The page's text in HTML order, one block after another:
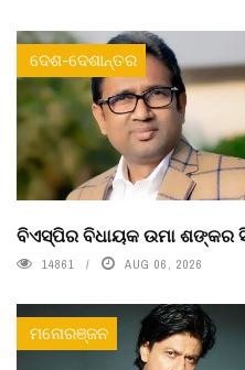
ଦେଶ-ଦେଶାନ୍ତର
ବିଏସ୍‌ପିର ବିଧାୟକ ଉମା ଶଙ୍କର
14861 AUG 06, 2026
ମନୋରଞ୍ଜନ